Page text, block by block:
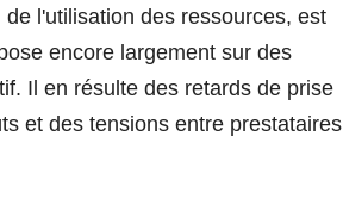
l'utilisation des ressources, est
encore largement sur des
Il en résulte des retards de prise
et des tensions entre prestataires